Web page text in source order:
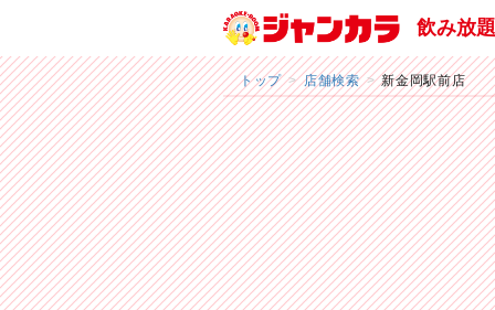
飲み放
トップ 店舗検索 新金岡駅前店